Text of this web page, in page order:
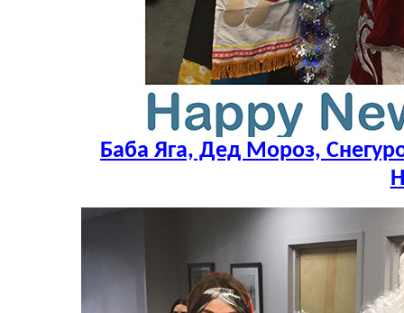
Баба Яга, Дед Мороз,